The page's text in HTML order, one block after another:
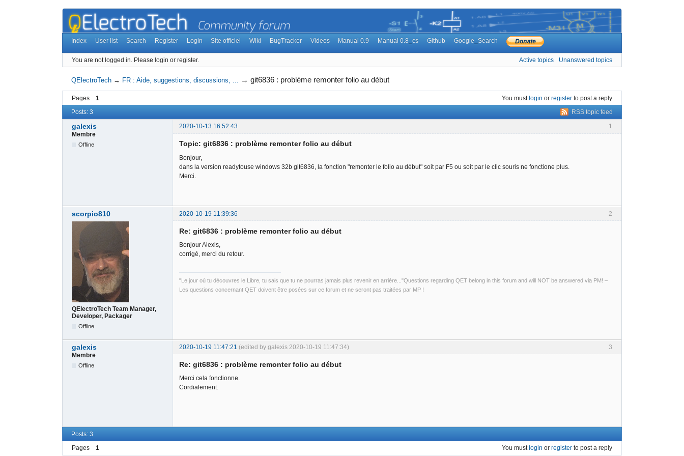
Index User list Search Register Login Site officiel Wiki BugTracker Videos Manual 0.9 Manual 0.8_cs Github Google_Search
You are not logged in. Please login or register. Active topics Unanswered topics
QElectroTech → FR : Aide, suggestions, discussions, ... →git6836 : problème remonter folio au début
Pages 1 You mustlogin or register to post a reply
RSS topic feed
Posts: 3
1
galexis
2020-10-13 16:52:43
Membre
Offline Topic: git6836 : problème remonter folio au début
Bonjour,
dans la version readytouse windows 32b git6836, la fonction "remonter le folio au début" soit par F5 ou soit par le clic souris ne fonctione plus.
Merci.
2
scorpio810 2020-10-19 11:39:36
QElectroTech Team Manager,
Developer, Packager
Offline
Re: git6836 : problème remonter folio au début
Bonjour Alexis,
corrigé, merci du retour.
"Le jour où tu découvres le Libre, tu sais que tu ne pourras jamais plus revenir en arrière..."Questions regarding QET belong in this forum and will NOT be answered via PM! –
Les questions concernant QET doivent être posées sur ce forum et ne seront pas traitées par MP !
3
galexis 2020-10-19 11:47:21 (edited by galexis 2020-10-19 11:47:34)
Membre
Offline Re: git6836 : problème remonter folio au début
Merci cela fonctionne.
Cordialement.
Posts: 3
Pages
1 You must login or register to post a reply